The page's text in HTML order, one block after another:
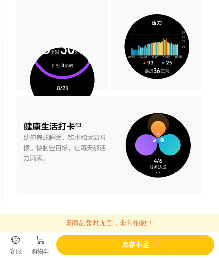
该商品暂时无货，非常抱歉！
客服 购物车
库存不足